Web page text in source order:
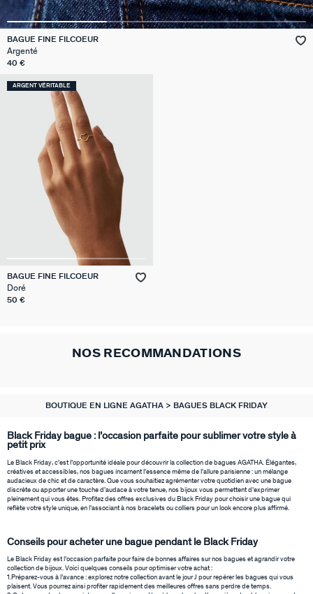
VICTOIRE
GÉNÉRATION AGATHA
SUR LA PEAU
BAGUE FINE FILCOEUR
Argenté
40 €
ARGENT VÉRITABLE
BAGUE FINE FILCOEUR
Doré
50 €
NOS RECOMMANDATIONS
BOUTIQUE EN LIGNE AGATHA BAGUES BLACK FRIDAY
Black Friday bague : l’occasion parfaite pour sublimer votre style à
petit prix
Le Black Friday, c’est l’opportunité idéale pour découvrir la collection de bagues AGATHA. Élégantes,
créatives et accessibles, nos bagues incarnent l’essence même de l’allure parisienne : un mélange
audacieux de chic et de caractère. Que vous souhaitiez agrémenter votre quotidien avec une bague
discrète ou apporter une touche d’audace à votre tenue, nos bijoux vous permettent d’exprimer
pleinement qui vous êtes. Profitez des offres exclusives du Black Friday pour choisir une bague qui
reflète votre style unique, en l’associant à nos bracelets ou colliers pour un look encore plus affirmé.
Conseils pour acheter une bague pendant le Black Friday
Le Black Friday est l’occasion parfaite pour faire de bonnes affaires sur nos bagues et agrandir votre
collection de bijoux. Voici quelques conseils pour optimiser votre achat :
1.Préparez-vous à l’avance : explorez notre collection avant le jour J pour repérer les bagues qui vous
plaisent. Vous pourrez ainsi profiter rapidement des meilleures offres sans perdre de temps.